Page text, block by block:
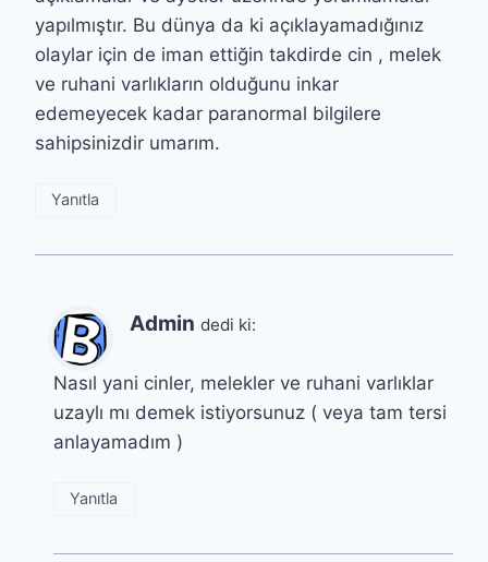
yapılmıştır. Bu dünya da ki açıklayamadığınız
olaylar için de iman ettiğin takdirde cin , melek
ve ruhani varlıkların olduğunu inkar
edemeyecek kadar paranormal bilgilere
sahipsinizdir umarım.
Yanıtla
Admin dedi ki:
Nasıl yani cinler, melekler ve ruhani varlıklar
uzaylı mı demek istiyorsunuz ( veya tam tersi
anlayamadım )
Yanıtla